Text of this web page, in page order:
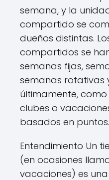
semana, y la
compartido se
dueños distintas.
compartidos se
semanas fijas,
semanas rotativas
últimamente,
clubes o
basados ​​en puntos.
Entendimiento Un
(en ocasiones
vacaciones) es